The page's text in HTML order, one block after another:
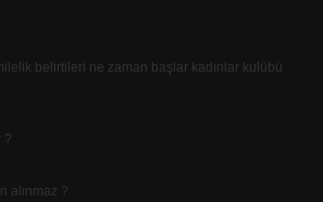
belirtileri ne zaman başlar kadınlar kulübü
?
alınmaz ?